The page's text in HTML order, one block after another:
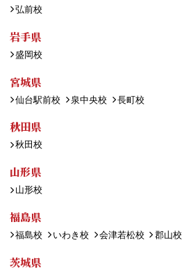
弘前校
岩手県
盛岡校
宮城県
仙台駅前校 泉中央校 長町校
秋田県
秋田校
山形県
山形校
福島県
福島校 いわき校 会津若松校 郡山校
茨城県